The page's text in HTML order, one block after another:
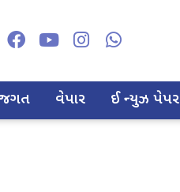
વેપાર ઈ ન્યુઝ પેપર